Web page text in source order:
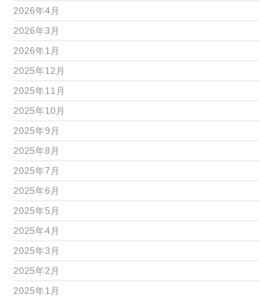
2026年4月
2026年3月
2026年1月
2025年12月
2025年11月
2025年10月
2025年9月
2025年8月
2025年7月
2025年6月
2025年5月
2025年4月
2025年3月
2025年2月
2025年1月